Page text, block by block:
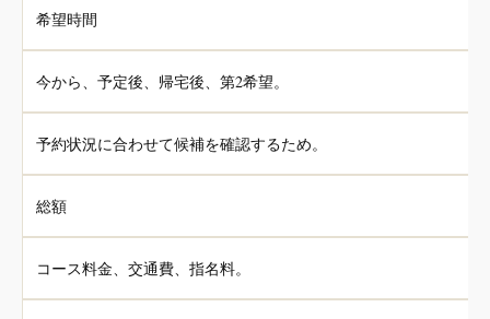
希望時間
今から、予定後、帰宅後、第2希望。
予約状況に合わせて候補を確認するため。
総額
コース料金、交通費、指名料。